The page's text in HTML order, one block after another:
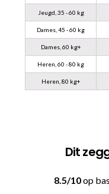
Jeugd, 35 - 60 kg
Dames, 45 - 60 kg
Dames, 60 kg+
Heren, 60 - 80 kg
Heren, 80 kg+
Dit
8.5/10op